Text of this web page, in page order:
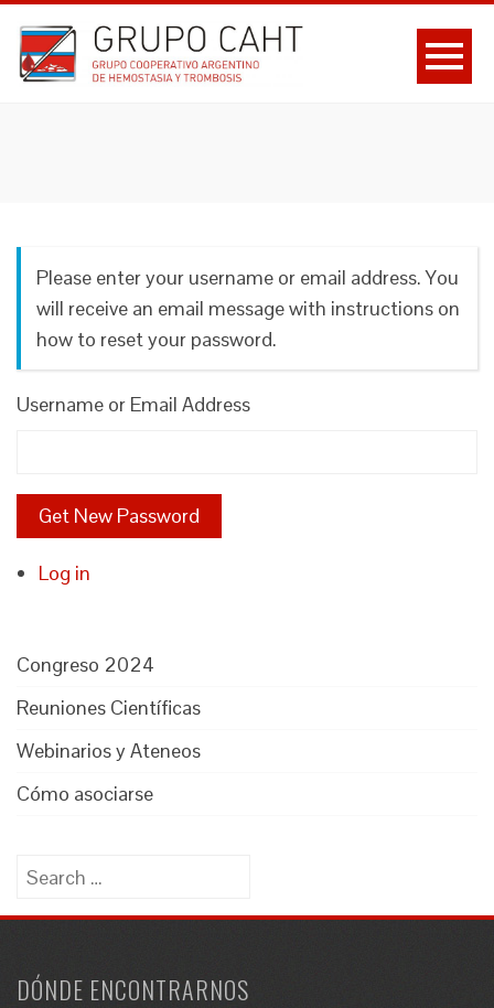
Please enter your username or email address. You
will receive an email message with instructions on
how to reset your password.
Username or Email Address
Get New Password
Log in
Congreso 2024
Reuniones Científicas
Webinarios y Ateneos
Cómo asociarse
Search
DÓNDE ENCONTRARNOS